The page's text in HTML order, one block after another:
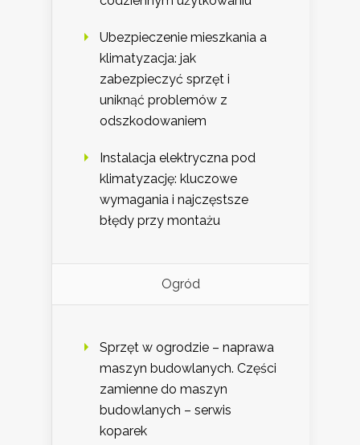
Ubezpieczenie mieszkania a
klimatyzacja: jak
zabezpieczyć sprzęt i
uniknąć problemów z
odszkodowaniem
Instalacja elektryczna pod
klimatyzację: kluczowe
wymagania i najczęstsze
błędy przy montażu
Ogród
Sprzęt w ogrodzie – naprawa
maszyn budowlanych. Części
zamienne do maszyn
budowlanych – serwis
koparek